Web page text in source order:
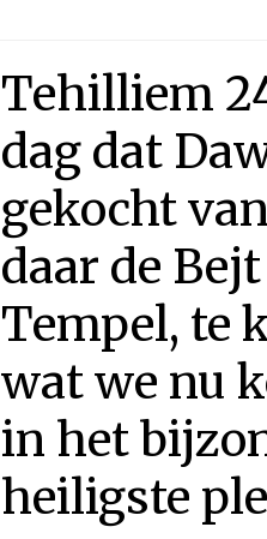
Tehilliem
dag dat
gekocht
daar de
Tempel, te
wat we nu
in het
heiligste